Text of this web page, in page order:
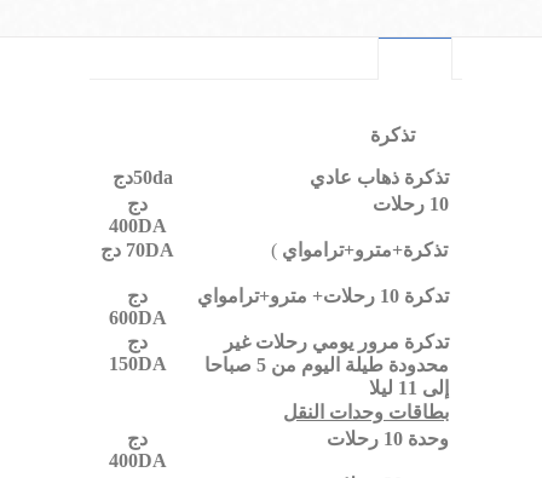
تذكرة
دج50da
تذكرة ذهاب عادي
دج
400DA
10 رحلات
دج 70DA ( مترو+تراموايتذكرة+
دج
600DA
تدكرة 10 رحلات+ مترو+ترامواي
دج
150DA
تدكرة مرور يومي رحلات غير
محدودة طيلة اليوم من 5 صباحا
إلى 11 ليلا
بطاقات وحدات النقل
دج
400DA
وحدة 10 رحلات